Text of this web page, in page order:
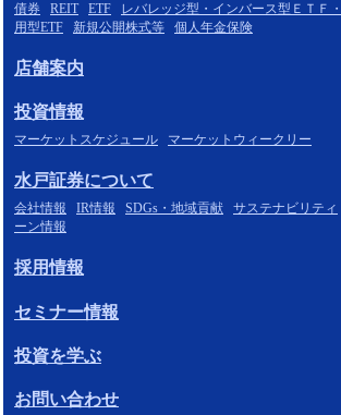
債券
REIT ETF レバレッジ型・インバース型ＥＴＦ
用型ETF
新規公開株式等 個人年金保険
店舗案内
投資情報
マーケットスケジュール マーケットウィークリー
水戸証券について
会社情報 IR情報 SDGs・地域貢献 サステナビリティ
ーン情報
採用情報
セミナー情報
投資を学ぶ
お問い合わせ